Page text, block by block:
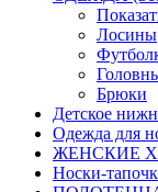
Лосины
Брюки
Детское
Одежда для
ЖЕНСКИЕ
Носки-